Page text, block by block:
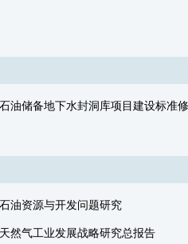
油储备地下水封洞库项目建设标准
油资源与开发问题研究
然气工业发展战略研究总报告